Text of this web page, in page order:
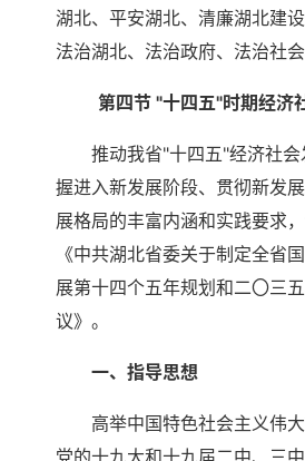
湖北、平安湖北、清廉湖北建设
法治湖北、法治政府、法治社会
第四节 "十四五"时期经济
推动我省"十四五"经济社
握进入新发展阶段、贯彻新发
展格局的丰富内涵和实践要求
《中共湖北省委关于制定全省
展第十四个五年规划和二〇三
议》。
一、指导思想
高举中国特色社会主义伟
党的十九大和十九届二中、三